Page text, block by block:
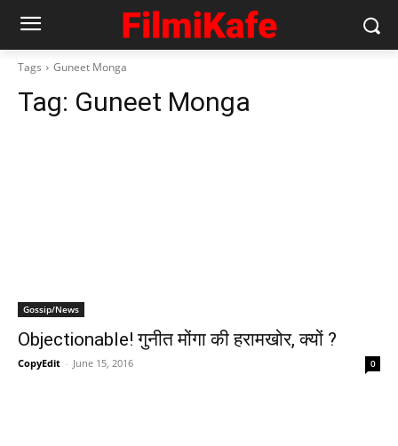
Tags Guneet Monga
Tag: Guneet Monga
Gossip/News
Objectionable! गुनीत मोंगा की हरामखोर, क्‍यों ?
CopyEdit - June 15, 2016 0